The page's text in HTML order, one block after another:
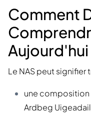
Comment
Aujourd'hui
Le NAS peut signifier
une composition
Ardbeg